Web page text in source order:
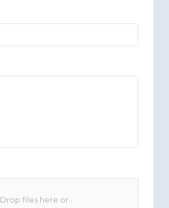
Drop files here or